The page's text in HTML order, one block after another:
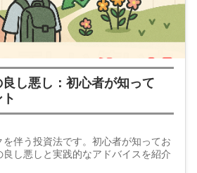
し悪し：初心者が知って
伴う投資法です。初心者が知ってお
良し悪しと実践的なアドバイスを紹介